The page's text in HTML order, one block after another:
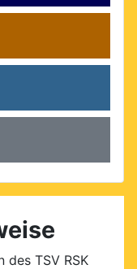
des TSV RSK